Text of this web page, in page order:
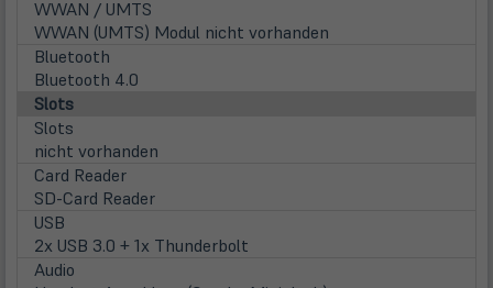
WWAN / UMTS
WWAN (UMTS) Modul nicht vorhanden
Bluetooth
Bluetooth 4.0
Slots
Slots
nicht vorhanden
Card Reader
SD-Card Reader
USB
2x USB 3.0 + 1x Thunderbolt
Audio